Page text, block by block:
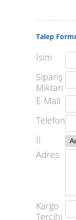
Talep
İsim
Sipariş
Miktarı
E-Mail
Telefon
İl
Adres
Kargo
Tercihi